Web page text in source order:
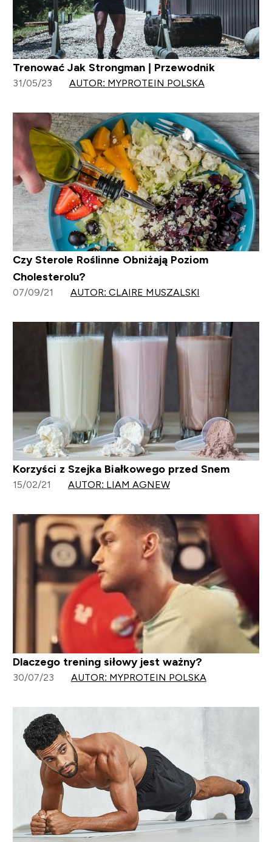
Trenować Jak Strongman | Przewodnik
31/05/23 AUTOR: MYPROTEIN POLSKA
Czy Sterole Roślinne Obniżają Poziom
Cholesterolu?
07/09/21 AUTOR: CLAIRE MUSZALSKI
Korzyści z Szejka Białkowego przed Snem
15/02/21 AUTOR: LIAM AGNEW
Dlaczego trening siłowy jest ważny?
30/07/23 AUTOR: MYPROTEIN POLSKA